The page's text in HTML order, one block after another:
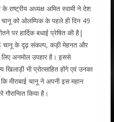
अध्यक्ष अमित स्वामी ने देश
चानू को ओलम्पिक के पहले ही दिन 49
पर हार्दिक बधाई प्रेषित की है|
चानू के दृढ़ संकल्प, कड़ी मेहनत और
अनमोल उपहार है। इससे
भी प्रोत्साहित होंगे एवं उनका
मीराबाई चानू ने अपनी इस महान
किया है।